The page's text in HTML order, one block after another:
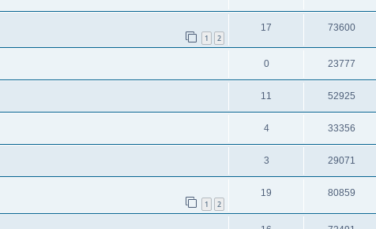
1 2
17 73600
0 23777
11 52925
4 33356
3 29071
1 2
19 80859